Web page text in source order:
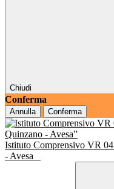
Chiudi
Conferma
Annulla Conferma
Istituto Comprensivo VR 04
- Avesa